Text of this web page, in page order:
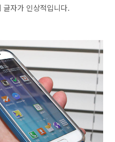
자가 인상적입니다.